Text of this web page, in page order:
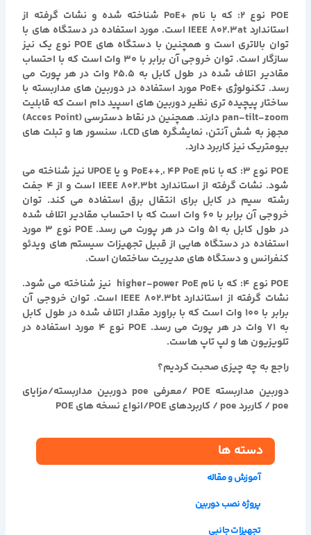
دسته ها
آموزش و مقاله
پروژه نصب دوربین
تجهیزات جانبی
POE نوع ۲: که با نام +PoE شناخته شده و نشات گرفته از
استاندارد IEEE 802.3at است. مورد استفاده در دستگاه های با
توان بالاتری است و همچنین با دستگاه های POE نوع یک نیز
سازگار است. توان خروجی آن برابر با ۳۰ وات است که با احتساب
مقادیر اتلاف شده در طول کابل به ۲۵.۵ وات در هر پورت می
رسد. تکنولوژی +PoE مورد استفاده در دوربین های مداربسته با
ساختار پیچیده تری نظیر دوربین های اسپید دام است که قابلیت
pan-tilt-zoom دارند. همچنین در نقاط دسترسی (Acces Point)
مجهز به شش آنتن، نمایشگره های LCD، سنسور ها و تبلت های
بیومتریک نیز کاربرد دارد.
POE نوع ۳: که با نام PoE++,، ۴P PoE و یا UPOE نیز شناخته می
شود. نشات گرفته از استاندارد IEEE 802.3bt است و از ۴ جفت
رشته سیم در کابل برای انتقال برق استفاده می کند. توان
خروجی آن برابر با ۶۰ وات است که با احتساب مقادیر اتلاف شده
در طول کابل به ۵۱ وات در هر پورت می رسد. POE نوع ۳ مورد
استفاده در دستگاه هایی از قبیل تجهیزات سیستم های ویدئو
کنفرانس و دستگاه های مدیریت ساختمان است.
POE نوع ۴: که با نام higher-power PoE نیز شناخته می شود.
نشات گرفته از استاندارد IEEE 802.3bt است. توان خروجی آن
برابر با ۱۰۰ وات است که با براورد مقدار اتلاف شده در طول کابل
به ۷۱ وات در هر پورت می رسد. POE نوع ۴ مورد استفاده در
تلویزیون ها و لپ تاپ هاست.
راجع به چه چیزی صحبت کردیم؟
دوربین مداربسته POE /معرفی poe دوربین مداربسته/مزایای
poe / کاربرد poe / کاربردهای POE/انواع نسخه های POE